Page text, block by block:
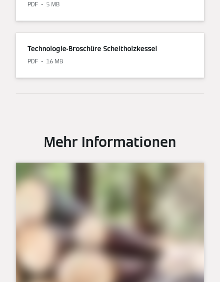
PDF 5 MB
Technologie-Broschüre Scheitholzkessel
PDF 16 MB
Mehr Informationen